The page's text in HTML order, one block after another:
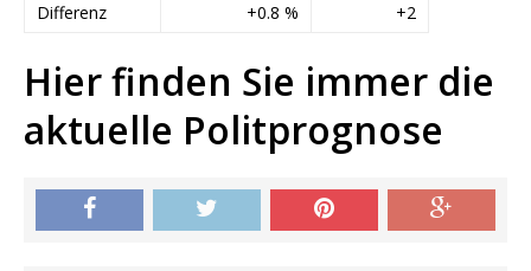
Differenz
+0.8 % +2
Hier finden Sie immer die
aktuelle Politprognose